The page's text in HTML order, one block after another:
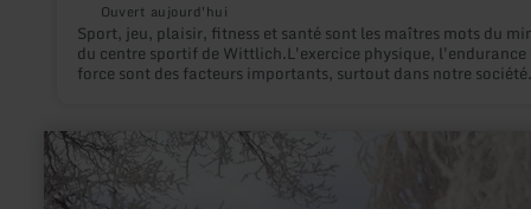
Ouvert aujourd'hui
Sport, jeu, plaisir, fitness et santé sont les maîtres mots du
du centre sportif de Wittlich.L'exercice physique, l'endurance
force sont des facteurs importants, surtout dans notre société
physique, il joue également un rôle central dans notre vie
Tant le sportif actif que l'ami fidèle du sport ont un effet
sur la société.Le minigolf est un sport sain, apaisant et facile,
convient à tous les groupes d'âge.
en
savoir
plus
sur